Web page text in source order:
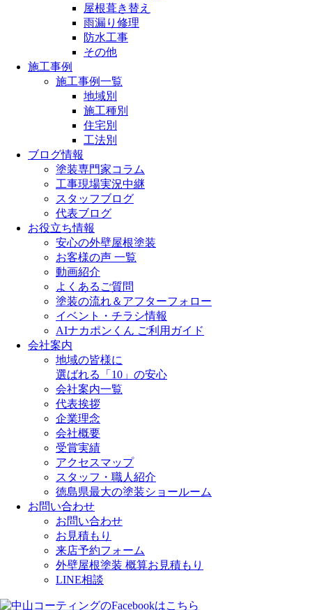
屋根葺き替え
雨漏り修理
防水工事
その他
施工事例
施工事例一覧
地域別
施工種別
住宅別
工法別
ブログ情報
塗装専門家コラム
工事現場実況中継
スタッフブログ
代表ブログ
お役立ち情報
安心の外壁屋根塗装
お客様の声 一覧
動画紹介
よくあるご質問
塗装の流れ＆アフターフォロー
イベント・チラシ情報
AIナカポンくん ご利用ガイド
会社案内
地域の皆様に
選ばれる「10」の安心
会社案内一覧
代表挨拶
企業理念
会社概要
受賞実績
アクセスマップ
スタッフ・職人紹介
徳島県最大の塗装ショールーム
お問い合わせ
お問い合わせ
お見積もり
来店予約フォーム
外壁屋根塗装 概算お見積もり
LINE相談